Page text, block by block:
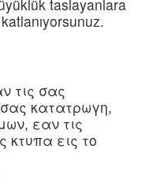
taslayanlara
τις σας
κατατρωγη,
εαν τις
κτυπα εις το